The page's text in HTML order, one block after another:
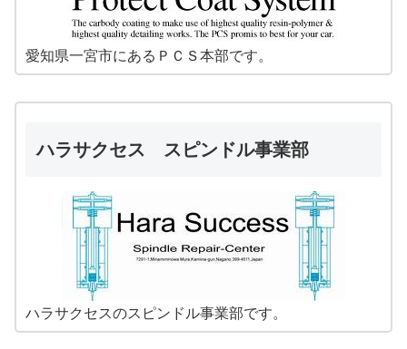
愛知県一宮市にあるＰＣＳ本部です。
ハラサクセス スピンドル事業部
ハラサクセスのスピンドル事業部です。